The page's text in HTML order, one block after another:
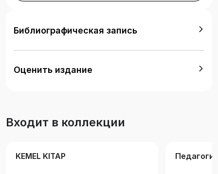
учебного пособия включает основной,
содержит аппарат усвоения, наглядно-
иллюстративный материал. Рекомендуется для
бакалавров, а также магистрантов
Библиографическая запись
Оценить издание
Входит в коллекции
KEMEL KITAP